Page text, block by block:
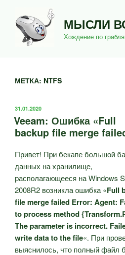
содержимому
МЫСЛИ
Хождение по
МЕТКА: NTFS
ОПУБЛИКОВАНО
31.01.2020
Veeam: Ошибка «Full
backup file merge
Привет! При бекапе большой
данных на хранилище,
располагающееся на Windows
2008R2 возникла ошибка «Full
file merge failed Error: Agent:
to process method
The parameter is incorrect.
write data to the file«. При
выяснилось, что полный файл